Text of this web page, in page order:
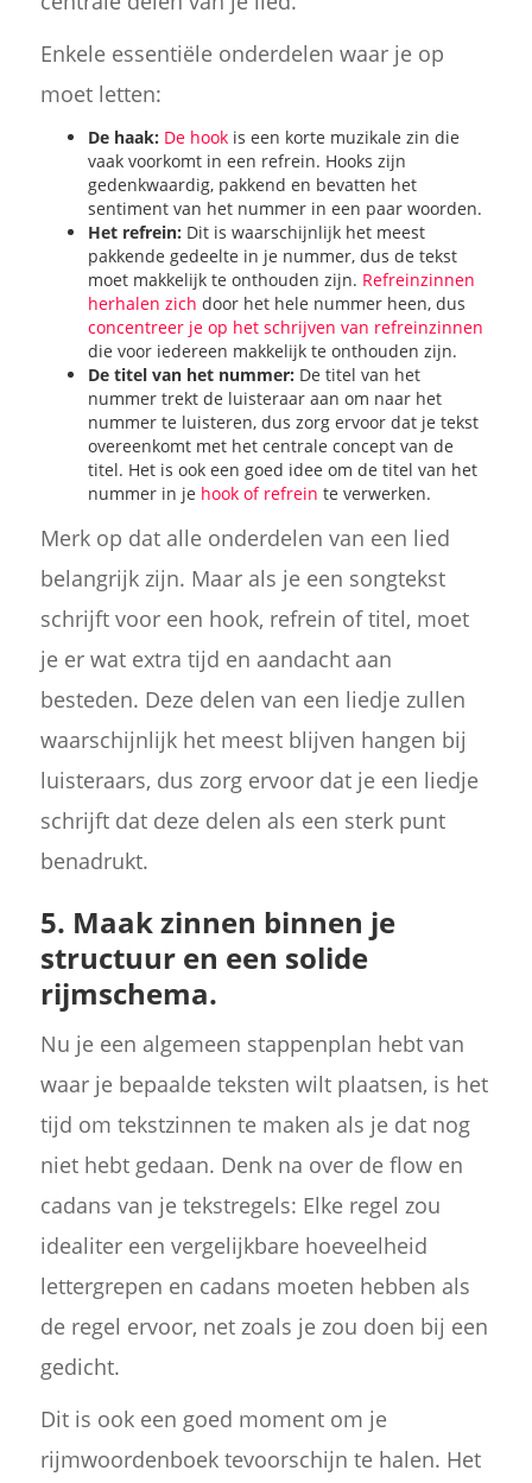
Enkele essentiële onderdelen waar je op
moet letten:
De haak: De hookis een korte muzikale zin die
vaak voorkomt in een refrein. Hooks zijn
gedenkwaardig, pakkend en bevatten het
sentiment van het nummer in een paar woorden.
Het refrein: Dit is waarschijnlijk het meest
pakkende gedeelte in je nummer, dus de tekst
moet makkelijk te onthouden zijn. Refreinzinnen
herhalen zich door het hele nummer heen, dus
concentreer je op het schrijven van refreinzinnen
die voor iedereen makkelijk te onthouden zijn.
De titel van het nummer: De titel van het
nummer trekt de luisteraar aan om naar het
nummer te luisteren, dus zorg ervoor dat je tekst
overeenkomt met het centrale concept van de
titel. Het is ook een goed idee om de titel van het
nummer in je hook of refrein te verwerken.
Merk op dat alle onderdelen van een lied
belangrijk zijn. Maar als je een songtekst
schrijft voor een hook, refrein of titel, moet
je er wat extra tijd en aandacht aan
besteden. Deze delen van een liedje zullen
waarschijnlijk het meest blijven hangen bij
luisteraars, dus zorg ervoor dat je een liedje
schrijft dat deze delen als een sterk punt
benadrukt.
5. Maak zinnen binnen je
structuur en een solide
rijmschema.
Nu je een algemeen stappenplan hebt van
waar je bepaalde teksten wilt plaatsen, is het
tijd om tekstzinnen te maken als je dat nog
niet hebt gedaan. Denk na over de flow en
cadans van je tekstregels: Elke regel zou
idealiter een vergelijkbare hoeveelheid
lettergrepen en cadans moeten hebben als
de regel ervoor, net zoals je zou doen bij een
gedicht.
Dit is ook een goed moment om je
rijmwoordenboek tevoorschijn te halen. Het